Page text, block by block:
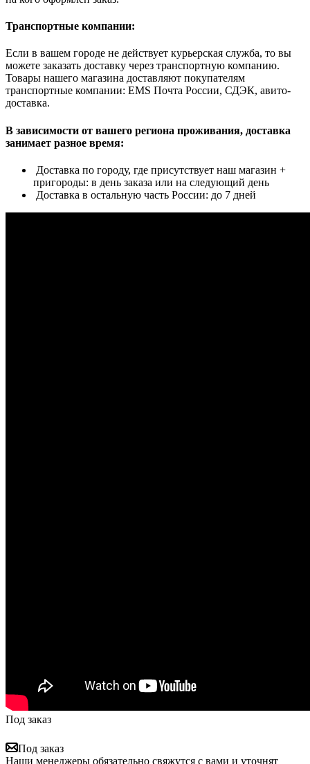
Транспортные компании:
Если в вашем городе не действует курьерская служба, то вы
можете заказать доставку через транспортную компанию.
Товары нашего магазина доставляют покупателям
транспортные компании: EMS Почта России, СДЭК, авито-
доставка.
В зависимости от вашего региона проживания, доставка
занимает разное время:
Доставка по городу, где присутствует наш магазин +
пригороды: в день заказа или на следующий день
Доставка в остальную часть России: до 7 дней
Под заказ
Под заказ
Наши менеджеры обязательно свяжутся с вами и уточнят